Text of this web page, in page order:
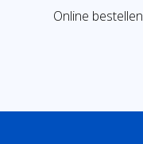
Online bestellen